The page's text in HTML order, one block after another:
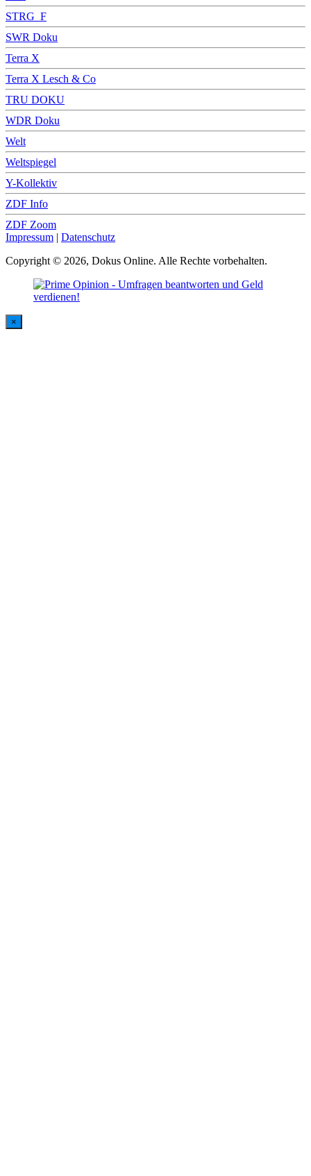
STRG_F
SWR Doku
Terra X
Terra X Lesch & Co
TRU DOKU
WDR Doku
Welt
Weltspiegel
Y-Kollektiv
ZDF Info
ZDF Zoom
Impressum | Datenschutz
Copyright © 2026, Dokus Online. Alle Rechte vorbehalten.
×